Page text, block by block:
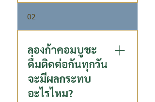
ลองก้า คอมบูชะ คือเครื่องดื่มชา
เข้มข้นสูตรเฉพาะของ P80 โดย
มีส่วนประกอบดังนี้: คอมบูชะ
(Kombucha) 99.19% น้ำลำไย
เข้มข้น 0.5% เกลือ 0.06% สาร
ให้ความหวานจากธรรมชาติ
02
ลองก้าคอมบูชะ
ดื่มติดต่อกันทุกวัน
จะมีผลกระทบ
อะไรไหม?